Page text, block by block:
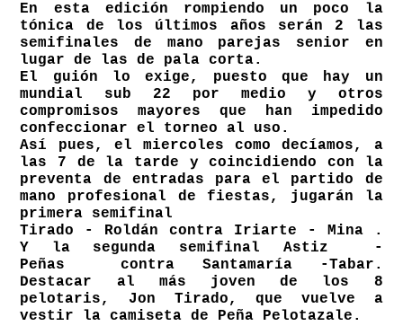
En esta edición rompiendo un poco la
tónica de los últimos años serán 2 las
semifinales de mano parejas senior en
lugar de las de pala corta.
El guión lo exige, puesto que hay un
mundial sub 22 por medio y otros
compromisos mayores que han impedido
confeccionar el torneo al uso.
Así pues, el miercoles como decíamos, a
las 7 de la tarde y coincidiendo con la
preventa de entradas para el partido de
mano profesional de fiestas, jugarán la
primera semifinal
Tirado - Roldán contra Iriarte - Mina .
Y la segunda semifinal Astiz -
Peñas contra Santamaría -Tabar.
Destacar al más joven de los 8
pelotaris, Jon Tirado, que vuelve a
vestir la camiseta de Peña Pelotazale.